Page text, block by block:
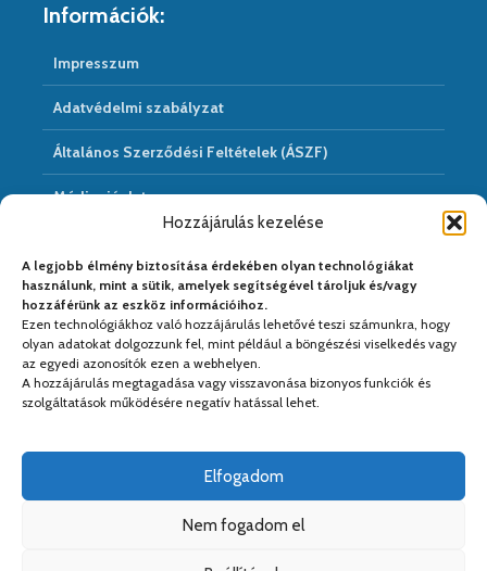
Hozzájárulás kezelése
A legjobb élmény biztosítása érdekében olyan technológiákat
használunk, mint a sütik, amelyek segítségével tároljuk és/vagy
hozzáférünk az eszköz információihoz.
Ezen technológiákhoz való hozzájárulás lehetővé teszi számunkra, hogy
olyan adatokat dolgozzunk fel, mint például a böngészési viselkedés vagy
az egyedi azonosítók ezen a webhelyen.
A hozzájárulás megtagadása vagy visszavonása bizonyos funkciók és
szolgáltatások működésére negatív hatással lehet.
Elfogadom
Nem fogadom el
Információk:
Impresszum
Adatvédelmi szabályzat
Általános Szerződési Feltételek (ÁSZF)
Médiaajánlat
Médiapartnereink: